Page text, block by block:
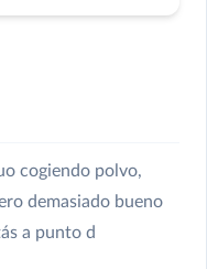
cogiendo polvo,
demasiado bueno
a punto d